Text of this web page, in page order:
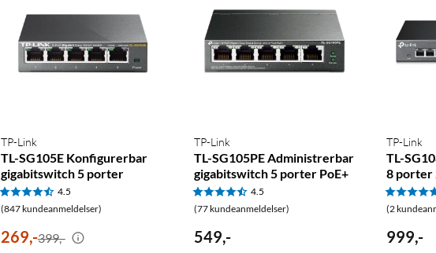
TP-Link
TL-SG105E Konfigurerbar
gigabitswitch 5 porter
4.5
(847 kundeanmeldelser)
269,-399,-
TP-Link
TL-SG105PE Administrerbar
gigabitswitch 5 porter PoE+
4.5
(77 kundeanmeldelser)
549,-
TP-Link
TL-
8 porter
(2
999,-